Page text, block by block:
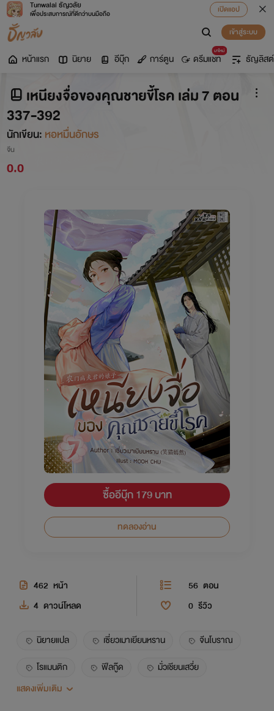
Tunwalai ธัญวลัย
เพื่อประสบการณ์ที่ดีกว่าบนมือถือ
เปิดแอป
เข้าสู่ระบบ
หน้าแรก นิยาย อีบุ๊ก การ์ตูน
มาใหม่
ดรีมแชท ธัญลิสต์
เหนียงจื่อของคุณชายขี้โรค เล่ม 7 ตอน
337-392
นักเขียน: หอหมื่นอักษร
จีน
0.0
ซื้ออีบุ๊ก 179 บาท
ทดลองอ่าน
462 หน้า 56 ตอน
4 ดาวน์โหลด 0 รีวิว
นิยายแปล เซี่ยวเมาเยียนหราน
จีนโบราณ
โรแมนติก
ฟีลกู๊ด
มั่วเชียนเสวี่ย
หนิงเซ่าชิง
แสดงเพิ่มเติม